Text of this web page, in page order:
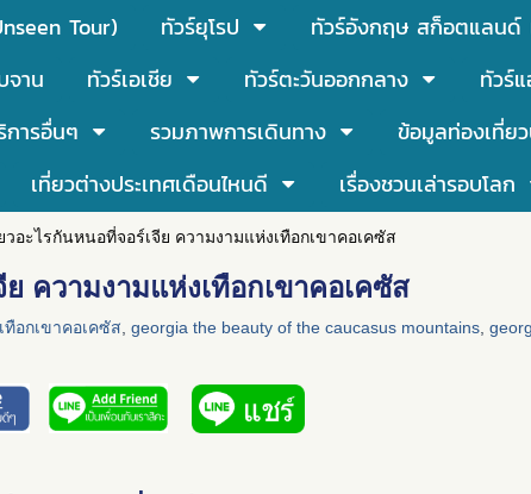
Tour) ทัวร์ยุโรป ทัวร์อังกฤษ สก็อตแลนด์
จาน
ทัวร์เอเชีย ทัวร์ตะวันออกกลาง ทัวร์
การอื่นๆ รวมภาพการเดินทาง ข้อมูลท่องเที่ย
เที่ยวต่างประเทศเดือนไหนดี เรื่องชวนเล่ารอบโลก
วอะไรกันหนอที่จอร์เจีย ความงามแห่งเทือกเขาคอเคซัส
ความงามแห่งเทือกเขาคอเคซัส
เทือกเขาคอเคซัส georgia the beauty of the caucasus mountains